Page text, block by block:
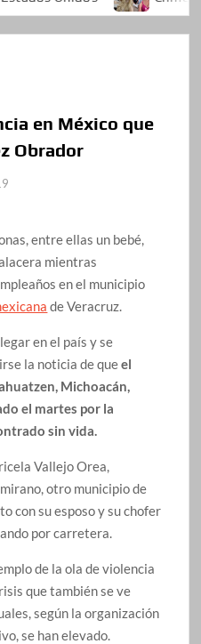
en México que
Obrador
entre ellas un bebé,
mientras
en el municipio
de Veracruz.
en el país y se
la noticia de queel
Michoacán,
el martes por la
sin vida.
Vallejo Orea,
otro municipio de
con su esposo y su chofer
por carretera.
de la ola de violencia
que también se ve
según la organización
se han elevado.